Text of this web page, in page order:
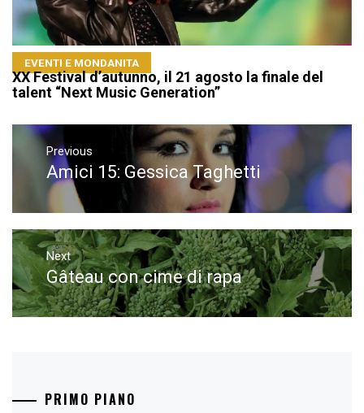
EVENTI E MONDANITA
XX Festival d’autunno, il 21 agosto la finale del
talent “Next Music Generation”
Navigazione
articoli
Previous
Previous
post:
Amici 15: Gessica Taghetti
Next
Next
post:
Gâteau con cime di rapa
PRIMO PIANO